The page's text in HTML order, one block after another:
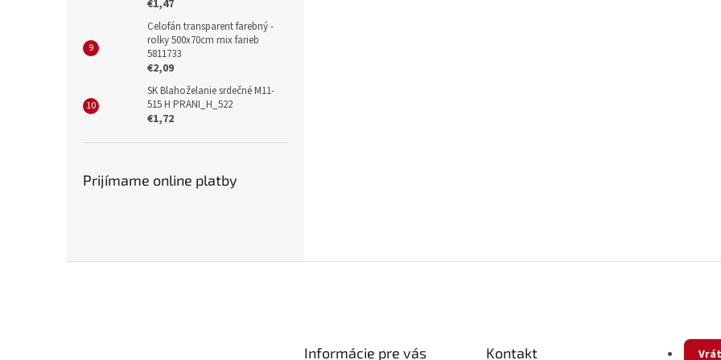
€1,47
Celofán transparent farebný -
rolky 500x70cm mix farieb
5811733
€2,09
SK Blahoželanie srdečné M11-
515 H PRANI_H_522
€1,72
Prijímame online platby
Informácie pre vás Kontakt